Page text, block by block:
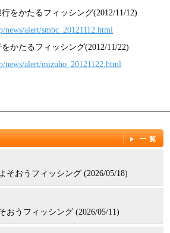
をかたるフィッシング(2012/11/12)
alert/smbc_20121112.html
かたるフィッシング(2012/11/22)
news/alert/mizuho_20121122.html
一覧
そおうフィッシング (2026/05/18)
おうフィッシング (2026/05/11)